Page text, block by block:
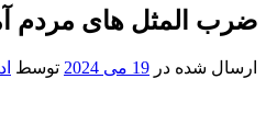
ضرب المثل های مردم
ارسال شده در 19 می 2024 توسط